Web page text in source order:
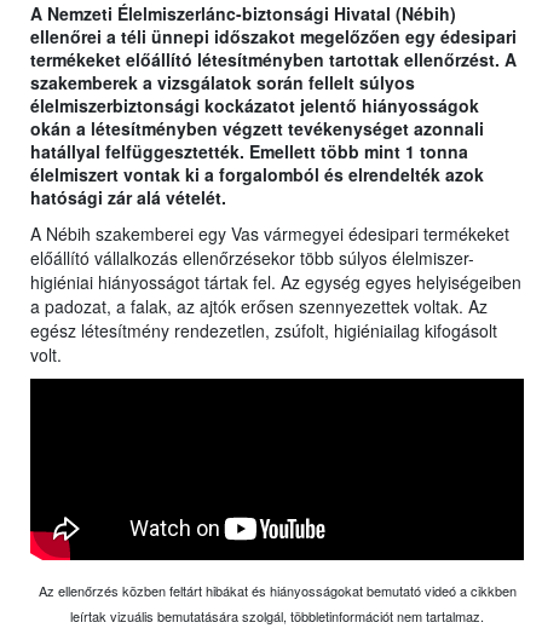
A Nemzeti Élelmiszerlánc-biztonsági Hivatal (Nébih)
ellenőrei a téli ünnepi időszakot megelőzően egy édesipari
termékeket előállító létesítményben tartottak ellenőrzést. A
szakemberek a vizsgálatok során fellelt súlyos
élelmiszerbiztonsági kockázatot jelentő hiányosságok
okán a létesítményben végzett tevékenységet azonnali
hatállyal felfüggesztették. Emellett több mint 1 tonna
élelmiszert vontak ki a forgalomból és elrendelték azok
hatósági zár alá vételét.
A Nébih szakemberei egy Vas vármegyei édesipari termékeket
előállító vállalkozás ellenőrzésekor több súlyos élelmiszer-
higiéniai hiányosságot tártak fel. Az egység egyes helyiségeiben
a padozat, a falak, az ajtók erősen szennyezettek voltak. Az
egész létesítmény rendezetlen, zsúfolt, higiéniailag kifogásolt
volt.
Az ellenőrzés közben feltárt hibákat és hiányosságokat bemutató videó a cikkben
leírtak vizuális bemutatására szolgál, többletinformációt nem tartalmaz.